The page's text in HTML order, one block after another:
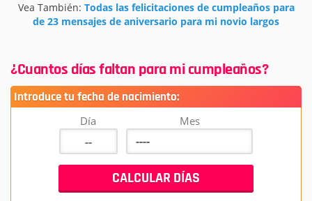
Vea También: Todas las felicitaciones de cumpleaños para
de 23 mensajes de aniversario para mi novio largos
¿Cuantos días faltan para mi cumpleaños?
Introduce tu fecha de nacimiento:
Día Mes